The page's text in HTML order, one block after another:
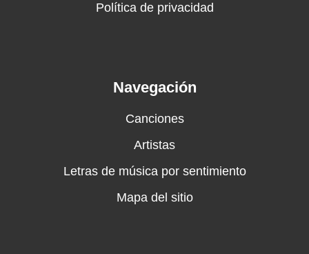
Política de privacidad
Navegación
Canciones
Artistas
Letras de música por sentimiento
Mapa del sitio